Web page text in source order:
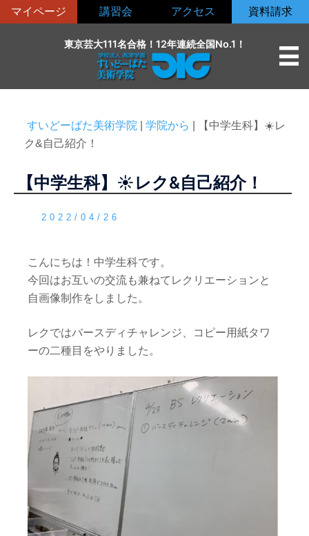
ン
マイページ 講習会 アクセス 資料請求
東京芸大111名合格！12年連続全国No.1！
すいどーばた美術学院 学院から
【中学生科】☀️レ
ク&自己紹介！
【中学生科】☀️レク&自己紹介！
2022/04/26
こんにちは！中学生科です。
今回はお互いの交流も兼ねてレクリエーションと
自画像制作をしました。
レクではバースディチャレンジ、コピー用紙タワ
ーの二種目をやりました。